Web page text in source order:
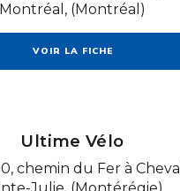
Montréal, (Montréal)
VOIR LA FICHE
Ultime Vélo
chemin du Fer à Cheval